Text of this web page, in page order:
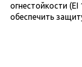
огнестойкости
обеспечить